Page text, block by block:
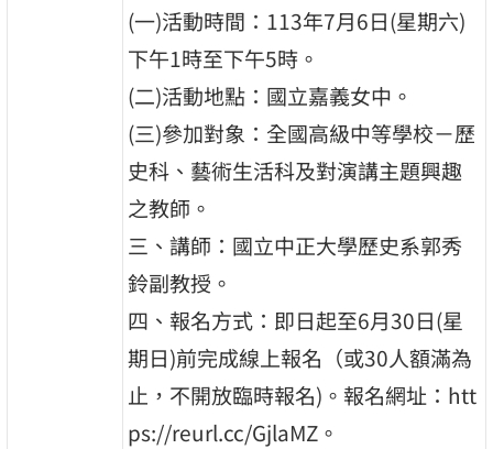
(一)活動時間：113年7月6日(星期六)
下午1時至下午5時。
(二)活動地點：國立嘉義女中。
(三)參加對象：全國高級中等學校－歷
史科、藝術生活科及對演講主題興趣
之教師。
三、講師：國立中正大學歷史系郭秀
鈴副教授。
四、報名方式：即日起至6月30日(星
期日)前完成線上報名（或30人額滿為
止，不開放臨時報名)。報名網址：htt
ps://reurl.cc/GjlaMZ。